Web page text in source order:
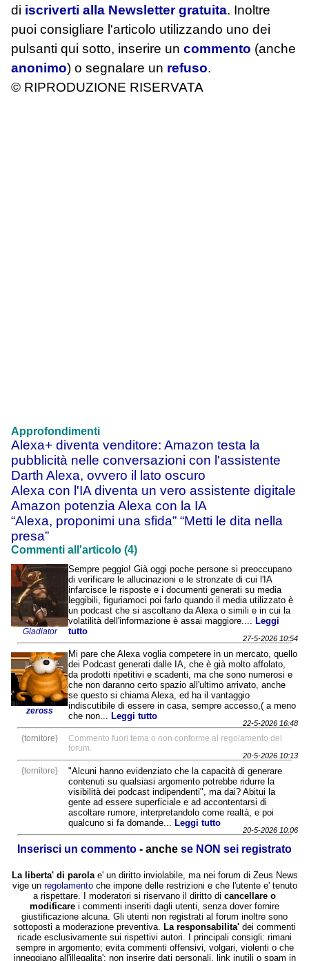
di iscriverti alla Newsletter gratuita. Inoltre
puoi consigliare l'articolo utilizzando uno dei
pulsanti qui sotto, inserire un commento (anche
anonimo) o segnalare un refuso.
© RIPRODUZIONE RISERVATA
Approfondimenti
Alexa+ diventa venditore: Amazon testa la
pubblicità nelle conversazioni con l'assistente
Darth Alexa, ovvero il lato oscuro
Alexa con l'IA diventa un vero assistente digitale
Amazon potenzia Alexa con la IA
“Alexa, proponimi una sfida” “Metti le dita nella
presa”
Commenti all'articolo (4)
Gladiator
Sempre peggio! Già oggi poche persone si preoccupano
di verificare le allucinazioni e le stronzate di cui l'IA
infarcisce le risposte e i documenti generati su media
leggibili, figuriamoci poi farlo quando il media utilizzato è
un podcast che si ascoltano da Alexa o simili e in cui la
volatilità dell'informazione è assai maggiore....
Leggi
tutto
27-5-2026 10:54
zeross
Mi pare che Alexa voglia competere in un mercato, quello
dei Podcast generati dalle IA, che è già molto affolato,
da prodotti ripetitivi e scadenti, ma che sono numerosi e
che non daranno certo spazio all'ultimo arrivato, anche
se questo si chiama Alexa, ed ha il vantaggio
indiscutibile di essere in casa, sempre accesso,( a meno
che non...Leggi tutto
22-5-2026 16:48
{tornitore}
Commento fuori tema o non conforme al regolamento del
forum.
20-5-2026 10:13
{tornitore}
"Alcuni hanno evidenziato che la capacità di generare
contenuti su qualsiasi argomento potrebbe ridurre la
visibilità dei podcast indipendenti", ma dai? Abitui la
gente ad essere superficiale e ad accontentarsi di
ascoltare rumore, interpretandolo come realtà, e poi
qualcuno si fa domande...Leggi tutto
20-5-2026 10:06
Inserisci un commento - anche se NON sei registrato
La liberta' di parolae' un diritto inviolabile, ma nei forum di Zeus News
vige un regolamentoche impone delle restrizioni e che l'utente e' tenuto
a rispettare. I moderatori si riservano il diritto di cancellare o
modificare i commenti inseriti dagli utenti, senza dover fornire
giustificazione alcuna. Gli utenti non registrati al forum inoltre sono
sottoposti a moderazione preventiva. La responsabilita' dei commenti
ricade esclusivamente sui rispettivi autori. I principali consigli: rimani
sempre in argomento; evita commenti offensivi, volgari, violenti o che
inneggiano all'illegalita'; non inserire dati personali, link inutili o spam in